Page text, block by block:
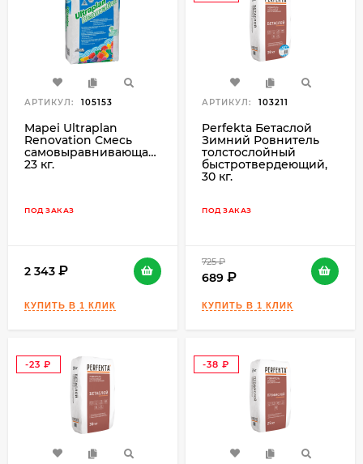
АРТИКУЛ: 105153
Mapei Ultraplan
Renovation Смесь
самовыравнивающаяся
23 кг.
ПОД ЗАКАЗ
2 343
АРТИКУЛ: 103211
Perfekta Бетаслой
Зимний Ровнитель
толстослойный
быстротвердеющий,
30 кг.
ПОД ЗАКАЗ
725
689
-23
-38